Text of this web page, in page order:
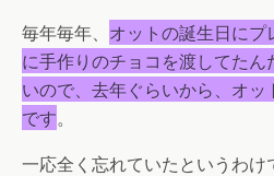
毎年毎年、 オットの誕生日に
に手作りのチョコを渡してた
いので、去年ぐらいから、オ
です。
一応全く忘れていたというわけ